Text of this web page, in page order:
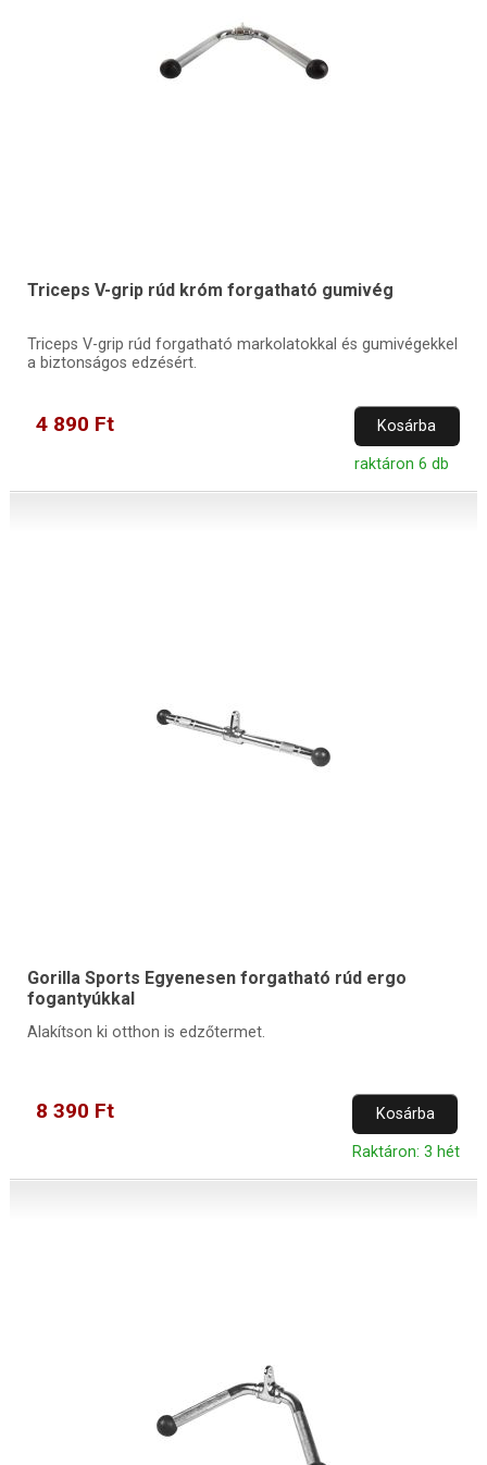
Triceps V-grip rúd króm forgatható gumivég
Triceps V-grip rúd forgatható markolatokkal és gumivégekkel
a biztonságos edzésért.
4 890 Ft Kosárba
raktáron 6 db
Gorilla Sports Egyenesen forgatható rúd ergo
fogantyúkkal
Alakítson ki otthon is edzőtermet.
8 390 Ft Kosárba
Raktáron: 3 hét